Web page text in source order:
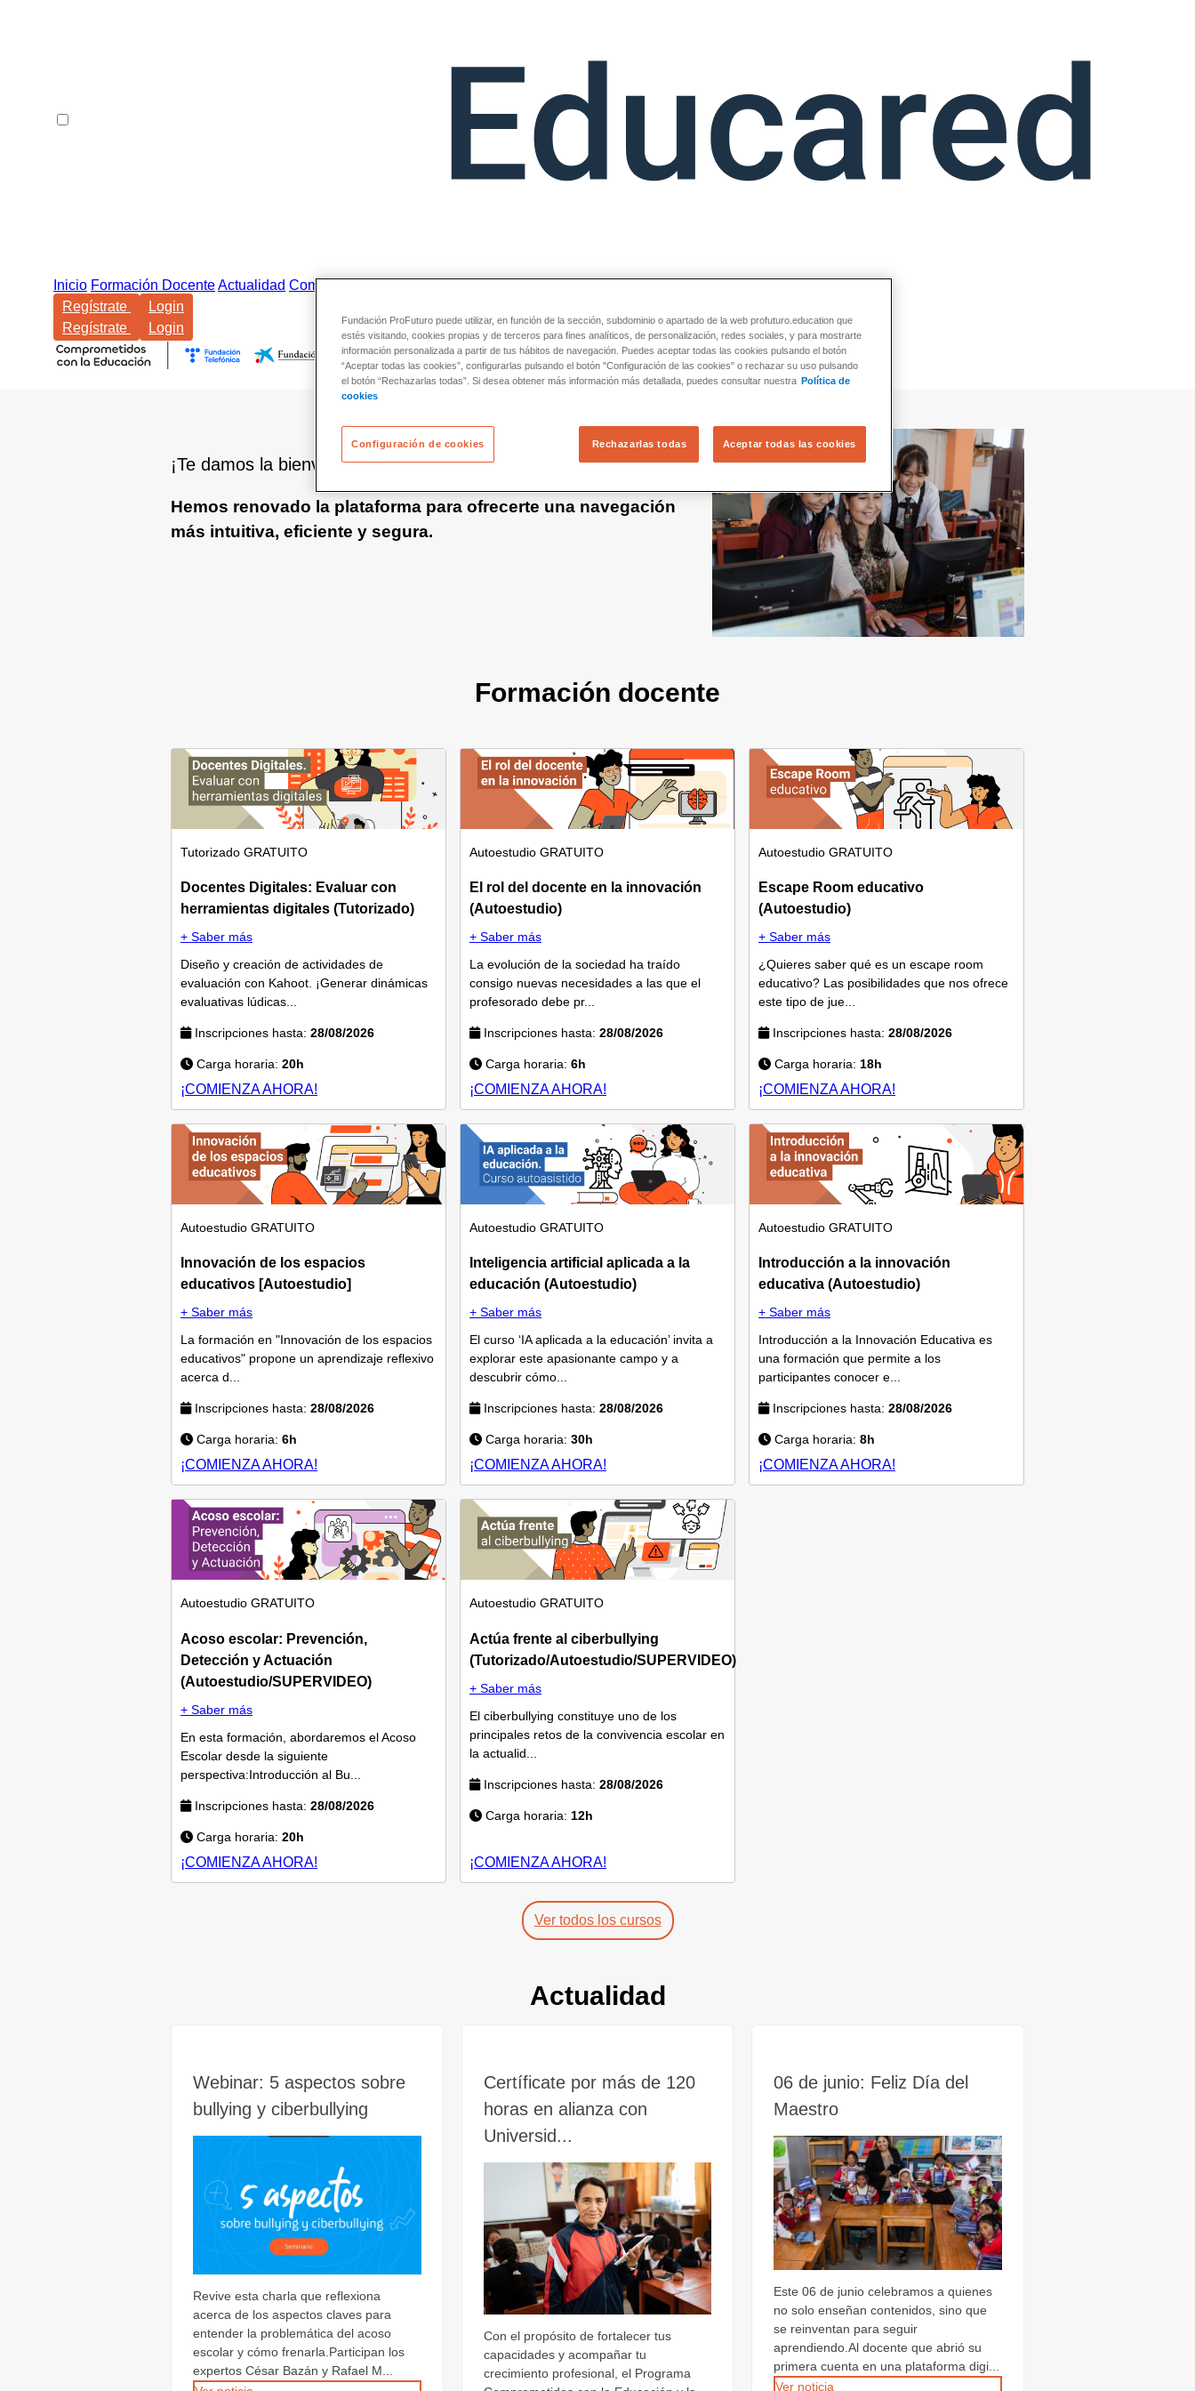
Inicio Formación DocenteActualidad Comunidad
Regístrate
Login
Regístrate
Login
¡Te damos la bienvenida a la nueva versión de Educared!
Hemos renovado la plataforma para ofrecerte una navegación
más intuitiva, eficiente y segura.
Formación docente
Tutorizado GRATUITO
Docentes Digitales: Evaluar con
herramientas digitales (Tutorizado)
+ Saber más
Diseño y creación de actividades de
evaluación con Kahoot. ¡Generar dinámicas
evaluativas lúdicas...
Inscripciones hasta: 28/08/2026
Carga horaria: 20h
¡COMIENZA AHORA!
Autoestudio GRATUITO
El rol del docente en la innovación
(Autoestudio)
+ Saber más
La evolución de la sociedad ha traído
consigo nuevas necesidades a las que el
profesorado debe pr...
Inscripciones hasta: 28/08/2026
Carga horaria: 6h
¡COMIENZA AHORA!
Autoestudio GRATUITO
Escape Room educativo
(Autoestudio)
+ Saber más
¿Quieres saber qué es un escape room
educativo? Las posibilidades que nos ofrece
este tipo de jue...
Inscripciones hasta: 28/08/2026
Carga horaria: 18h
¡COMIENZA AHORA!
Autoestudio GRATUITO
Innovación de los espacios
educativos [Autoestudio]
+ Saber más
La formación en "Innovación de los espacios
educativos" propone un aprendizaje reflexivo
acerca d...
Inscripciones hasta: 28/08/2026
Carga horaria: 6h
¡COMIENZA AHORA!
Autoestudio GRATUITO
Inteligencia artificial aplicada a la
educación (Autoestudio)
+ Saber más
El curso ‘IA aplicada a la educación’ invita a
explorar este apasionante campo y a
descubrir cómo...
Inscripciones hasta: 28/08/2026
Carga horaria: 30h
¡COMIENZA AHORA!
Autoestudio GRATUITO
Introducción a la innovación
educativa (Autoestudio)
+ Saber más
Introducción a la Innovación Educativa es
una formación que permite a los
participantes conocer e...
Inscripciones hasta: 28/08/2026
Carga horaria: 8h
¡COMIENZA AHORA!
Autoestudio GRATUITO
Acoso escolar: Prevención,
Detección y Actuación
(Autoestudio/SUPERVIDEO)
+ Saber más
En esta formación, abordaremos el Acoso
Escolar desde la siguiente
perspectiva:Introducción al Bu...
Inscripciones hasta: 28/08/2026
Carga horaria: 20h
¡COMIENZA AHORA!
Autoestudio GRATUITO
Actúa frente al ciberbullying
(Tutorizado/Autoestudio/SUPERVIDEO)
+ Saber más
El ciberbullying constituye uno de los
principales retos de la convivencia escolar en
la actualid...
Inscripciones hasta: 28/08/2026
Carga horaria: 12h
¡COMIENZA AHORA!
Ver todos los cursos
Actualidad
Webinar: 5 aspectos sobre
bullying y ciberbullying
Revive esta charla que reflexiona
acerca de los aspectos claves para
entender la problemática del acoso
escolar y cómo frenarla.Participan los
expertos César Bazán y Rafael M...
Certíficate por más de 120
horas en alianza con
Universid...
Con el propósito de fortalecer tus
capacidades y acompañar tu
crecimiento profesional, el Programa
06 de junio: Feliz Día del
Maestro
Este 06 de junio celebramos a quienes
no solo enseñan contenidos, sino que
se reinventan para seguir
aprendiendo.Al docente que abrió su
primera cuenta en una plataforma digi...
Ver noticia
Fundación ProFuturo puede utilizar, en función de la sección, subdominio o apartado de la web profuturo.education que
estés visitando, cookies propias y de terceros para fines analíticos, de personalización, redes sociales, y para mostrarte
información personalizada a partir de tus hábitos de navegación. Puedes aceptar todas las cookies pulsando el botón
“Aceptar todas las cookies”, configurarlas pulsando el botón "Configuración de las cookies" o rechazar su uso pulsando
el botón “Rechazarlas todas”. Si desea obtener más información más detallada, puedes consultar nuestra Política de
cookies
Configuración de cookies Rechazarlas todas Aceptar todas las cookies